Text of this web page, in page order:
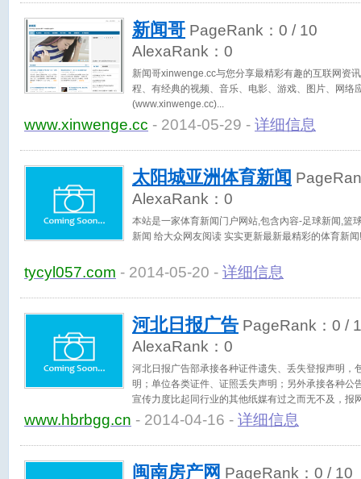
新闻哥 PageRank： 0 / 10
AlexaRank： 0
新闻哥xinwenge.cc与您分享最精彩有趣的互联网资
程、有经典的视频、音乐、电影、游戏、图片、网络
(www.xinwenge.cc)
www.xinwenge.cc - 2014-05-29 - 详细信息
太阳城亚洲体育新闻
AlexaRank： 0
本站是一家体育新闻门户网站,包含內容-足球新闻,篮
新闻 给大众网友阅读 实实更新最新最精彩的体育新闻!
tycyl057.com - 2014-05-20 - 详细信息
河北日报广告 PageRank： 0 /
AlexaRank： 0
河北日报广告部承接各种证件遗失、丢失登报声明，
明；单位各类证件、证照丢失声明；另外承接各种公
宣传力度比起同行业的其他纸媒有过之而无不及，报
可靠的新闻公信度，使得河北日报深得民心。河北
来，不断推出大型活动，策划系列公益广告，深得
息就在这里，欢迎垂询！
www.hbrbgg.cn - 2014-04-16 - 详细信息
闽南房产网 PageRank： 0 / 10